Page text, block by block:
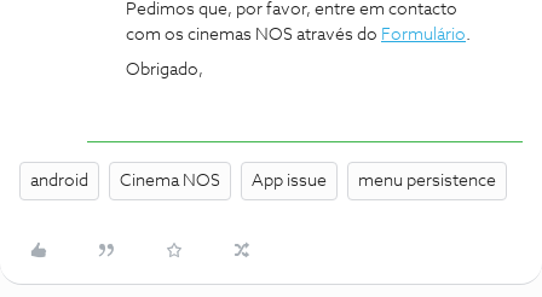
Pedimos que, por favor, entre em contacto
com os cinemas NOS através do Formulário.
Obrigado,
android Cinema NOS App issue menu persistence